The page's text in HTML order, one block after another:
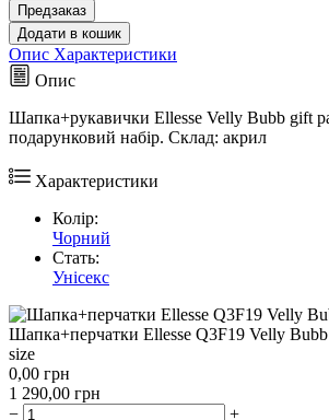
Предзаказ
Додати в кошик
Опис Характеристики
Опис
Шапка+рукавички Ellesse Velly Bubb gift
подарунковий набір. Склад: акрил
Характеристики
Колір:
Чорний
Стать:
Унісекс
Шапка+перчатки Ellesse Q3F19 Velly
size
0,00 грн
1 290,00 грн
−
+